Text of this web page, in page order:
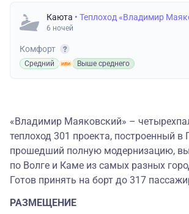
Каюта • Теплоход «Владимир
6 ночей
Комфорт
Средний Выше среднего
«Владимир Маяковский» –
теплоход 301 проекта, построенный в
прошедший полную модернизацию,
по Волге и Каме из самых разных
Готов принять на борт до 317
РАЗМЕЩЕНИЕ